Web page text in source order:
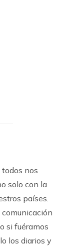
todos nos
solo con la
países.
si fuéramos
los diarios y